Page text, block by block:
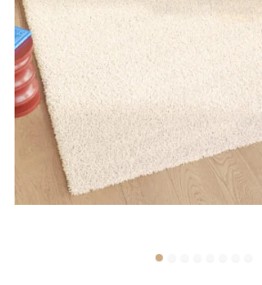
Präferenzen
Präferenz-Cookies ermöglichen es
Informationen zu speichern, die die Art
wie die Website aussieht oder
Ihre bevorzugte Sprache oder die
befinden.
Statistik